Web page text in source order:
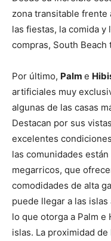
zona transitable frente
las fiestas, la comida
compras, South Beach
Por último, Palm e
artificiales muy
algunas de las casas
Destacan por sus
excelentes
las comunidades
megarricos, que
comodidades de alta
puede llegar a las
lo que otorga a Palm e
islas. La proximidad